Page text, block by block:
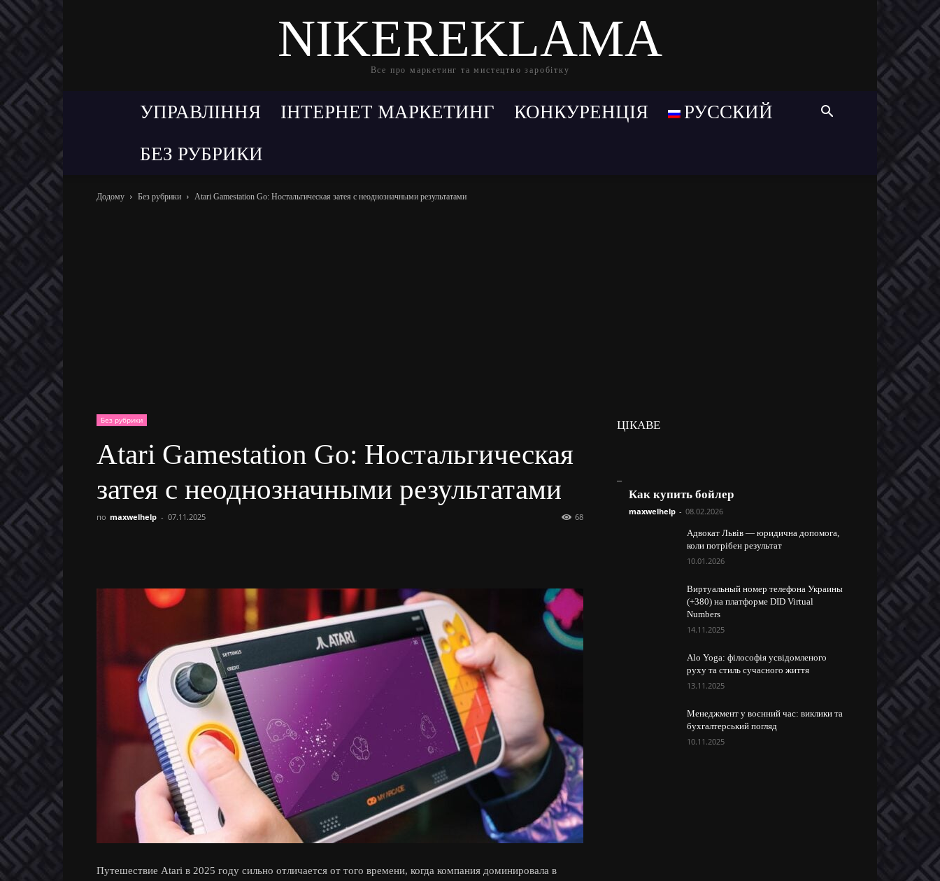
NIKEREKLAMA
Все про маркетинг та мистецтво заробітку
УПРАВЛІННЯ ІНТЕРНЕТ МАРКЕТИНГ КОНКУРЕНЦІЯ
РУССКИЙ
БЕЗ РУБРИКИ
Додому Без рубрики Atari Gamestation Go: Ностальгическая затея с неоднозначными результатами
Без рубрики
Atari Gamestation Go: Ностальгическая
затея с неоднозначными результатами
по maxwelhelp - 07.11.2025 68
Путешествие Atari в 2025 году сильно отличается от того времени, когда компания доминировала в
ЦІКАВЕ
Как купить бойлер
maxwelhelp - 08.02.2026
Адвокат Львів — юридична допомога,
коли потрібен результат
10.01.2026
Виртуальный номер телефона Украины
(+380) на платформе DID Virtual
Numbers
14.11.2025
Alo Yoga: філософія усвідомленого
руху та стиль сучасного життя
13.11.2025
Менеджмент у воєнний час: виклики та
бухгалтерський погляд
10.11.2025